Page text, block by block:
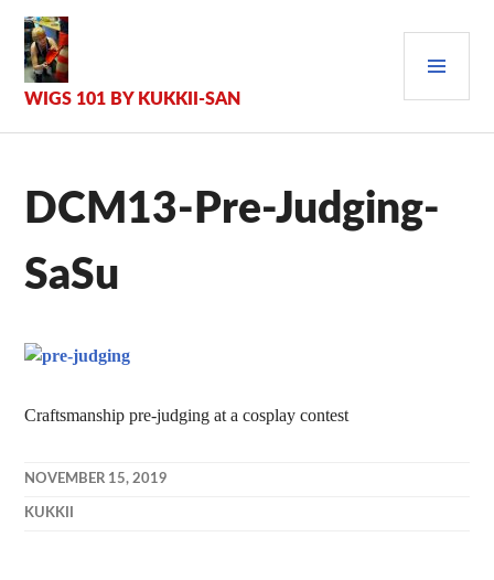
Inhalt
springen
WIGS 101 BY KUKKII-SAN
DCM13-Pre-Judging-
SaSu
Craftsmanship pre-judging at a cosplay contest
NOVEMBER 15, 2019
KUKKII